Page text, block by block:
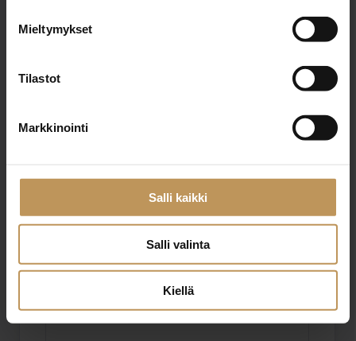
Mieltymykset
Tilastot
Markkinointi
Salli kaikki
Salli valinta
Kiellä